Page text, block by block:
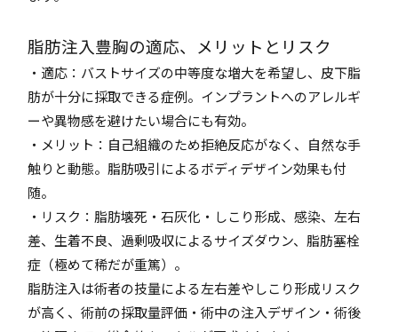
脂肪注入豊胸の適応、メリットとリスク
・適応：バストサイズの中等度な増大を希望し、皮下脂
肪が十分に採取できる症例。インプラントへのアレルギ
ーや異物感を避けたい場合にも有効。
・メリット：自己組織のため拒絶反応がなく、自然な手
触りと動態。脂肪吸引によるボディデザイン効果も付
随。
・リスク：脂肪壊死・石灰化・しこり形成、感染、左右
差、生着不良、過剰吸収によるサイズダウン、脂肪塞栓
症（極めて稀だが重篤）。
脂肪注入は術者の技量による左右差やしこり形成リスク
が高く、術前の採取量評価・術中の注入デザイン・術後